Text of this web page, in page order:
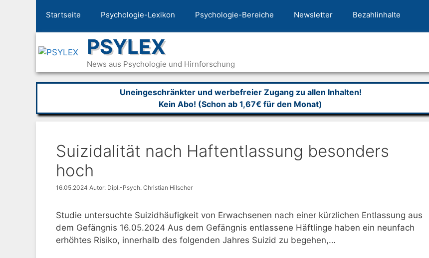
Startseite Psychologie-Lexikon Psychologie-Bereiche Newsletter Bezahlinhalte
PSYLEX
News aus Psychologie und Hirnforschung
Uneingeschränkter und werbefreier Zugang zu allen Inhalten!
Kein Abo! (Schon ab 1,67€ für den Monat)
Suizidalität nach Haftentlassung besonders
hoch
16.05.2024 Autor: Dipl.-Psych. Christian Hilscher
Studie untersuchte Suizidhäufigkeit von Erwachsenen nach einer kürzlichen Entlassung aus
dem Gefängnis 16.05.2024 Aus dem Gefängnis entlassene Häftlinge haben ein neunfach
erhöhtes Risiko, innerhalb des folgenden Jahres Suizid zu begehen,…